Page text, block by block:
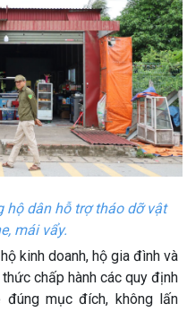
dân hỗ trợ tháo dỡ vật
mái vẩy.
kinh doanh, hộ gia đình và
chấp hành các quy định
mục đích, không lấn